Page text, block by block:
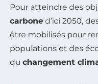
Pour atteindre des
carbone d’ici 2050,
être mobilisés pour
populations et des
du changement